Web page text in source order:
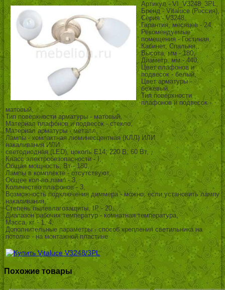
Артикул - VI_V3248_3PL,
Бренд - Vitaluce (Россия),
Серия - V3248,
Гарантия, месяцев - 24,
Рекомендуемые
помещения - Гостиная,
Кабинет, Спальня,
Высота, мм - 180,
Диаметр, мм - 440,
Цвет плафонов и
подвесок - белый,
Цвет арматуры -
бежевый,
Тип поверхности
плафонов и подвесок -
матовый,
Тип поверхности арматуры - матовый,
Материал плафонов и подвесок - стекло,
Материал арматуры - металл,
Лампы - компактная люминесцентная (КЛЛ) ИЛИ
накаливания ИЛИ
светодиодная (LED), цоколь E14; 220 В; 60 Вт, ,
Класс электробезопасности - I,
Общая мощность, Вт - 180,
Лампы в комплекте - отсутствуют,
Общее кол-во ламп - 3,
Количество плафонов - 3,
Возможность подключения диммера - можно, если установить лампу
накаливания,
Степень пылевлагозащиты, IP - 20,
Диапазон рабочих температур - комнатная температура,
Масса, кг - 1, 4,
Дополнительные параметры - способ крепления светильника на
потолке - на монтажной пластине
Похожие товары